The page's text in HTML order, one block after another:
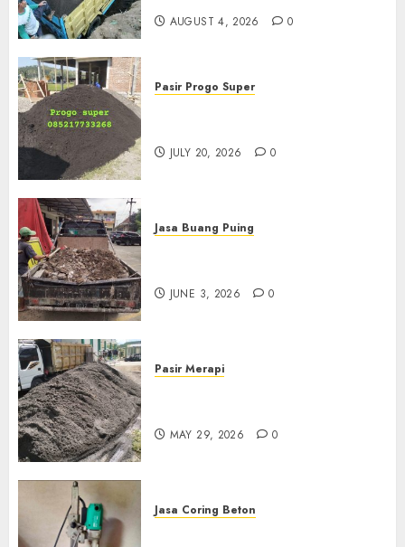
AUGUST 4, 2026 0
Pasir Progo Super
JULY 20, 2026 0
Jasa Buang Puing
JUNE 3, 2026 0
Pasir Merapi
MAY 29, 2026 0
Jasa Coring Beton